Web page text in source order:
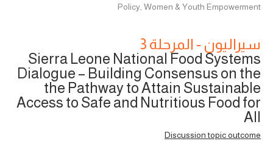
Policy, Women & Youth Empowerment
سيراليون - المرحلة 3
Sierra Leone National Food Systems
Dialogue – Building Consensus on the
the Pathway to Attain Sustainable
Access to Safe and Nutritious Food for
All
Discussion topic outcome